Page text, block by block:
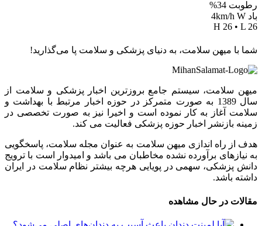
رطوبت 34%
باد 4km/h W
H 26 • L 26
شما با میهن سلامت، به دنیای پزشکی و سلامت پا می‌گذارید!
میهن سلامت، سیستم جامع بروزترین اخبار پزشکی و سلامت از
سال 1389 به صورت متمرکز در حوزه اخبار مرتبط با بهداشت و
سلامت آغاز به کار نموده است و اخیرا نیز به صورت تخصصی در
زمینه بازنشر اخبار حوزه پزشکی فعالیت می کند.
هدف از راه اندازی میهن سلامت به عنوان مجله سلامت، پاسخگویی
به نیازهای برآورده نشده مخاطبان می باشد و امیدوار است با ترویج
دانش پزشکی، سهمی در پویایی هرچه بیشتر نظام سلامت در ایران
داشته باشد.
مقالات در حال مشاهده